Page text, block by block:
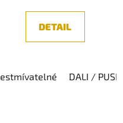
DETAIL
DALI /